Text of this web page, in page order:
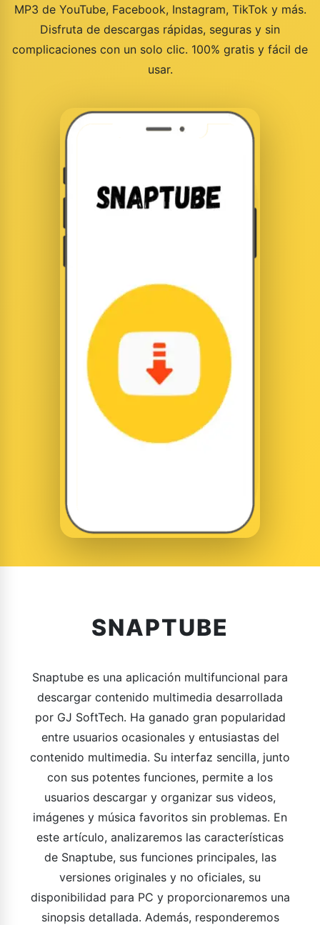
MP3 de YouTube, Facebook, Instagram, TikTok y más.
Disfruta de descargas rápidas, seguras y sin
complicaciones con un solo clic. 100% gratis y fácil de
usar.
SNAPTUBE
Snaptube es una aplicación multifuncional para
descargar contenido multimedia desarrollada
por GJ SoftTech. Ha ganado gran popularidad
entre usuarios ocasionales y entusiastas del
contenido multimedia. Su interfaz sencilla, junto
con sus potentes funciones, permite a los
usuarios descargar y organizar sus videos,
imágenes y música favoritos sin problemas. En
este artículo, analizaremos las características
de Snaptube, sus funciones principales, las
versiones originales y no oficiales, su
disponibilidad para PC y proporcionaremos una
sinopsis detallada. Además, responderemos